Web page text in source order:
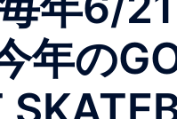
年の